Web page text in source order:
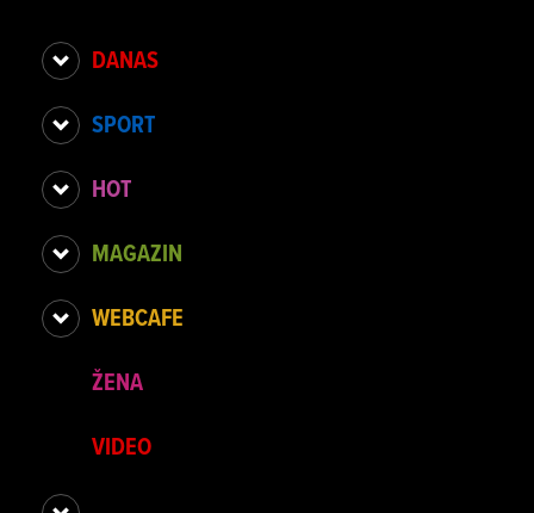
DANAS
SPORT
HOT
MAGAZIN
WEBCAFE
ŽENA
VIDEO